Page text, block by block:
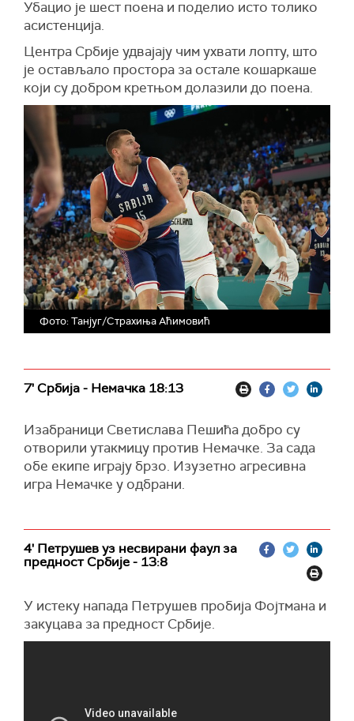
Убацио је шест поена и поделио исто толико
асистенција.
Центра Србије удвајају чим ухвати лопту, што
је остављало простора за остале кошаркаше
који су добром кретњом долазили до поена.
Фото: Танјуг/Страхиња Аћимовић
7' Србија - Немачка 18:13
Изабраници Светислава Пешића добро су
отворили утакмицу против Немачке. За сада
обе екипе играју брзо. Изузетно агресивна
игра Немачке у одбрани.
4' Петрушев уз несвирани фаул за
предност Србије - 13:8
У истеку напада Петрушев пробија Фојтмана и
закуцава за предност Србије.